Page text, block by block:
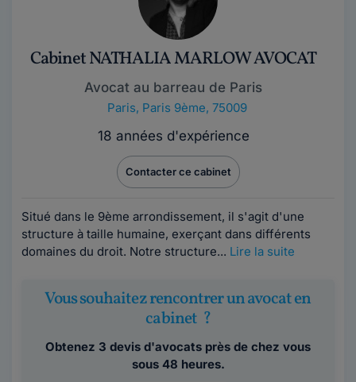
Cabinet NATHALIA MARLOW AVOCAT
Avocat au barreau de Paris
Paris, Paris 9ème, 75009
18 années d'expérience
Contacter ce cabinet
Situé dans le 9ème arrondissement, il s'agit d'une
structure à taille humaine, exerçant dans différents
domaines du droit. Notre structure... Lire la suite
Vous souhaitez rencontrer un avocat en
cabinet ?
Obtenez 3 devis d'avocats près de chez vous
sous 48 heures.